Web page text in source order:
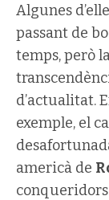
Algunes
passant de
temps, però
d’actualitat.
exemple, el
americà de
conqueridors